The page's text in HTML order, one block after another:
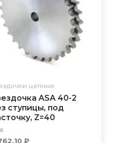
цепные
ASA 40-2
ступицы, под
Z=40
₽